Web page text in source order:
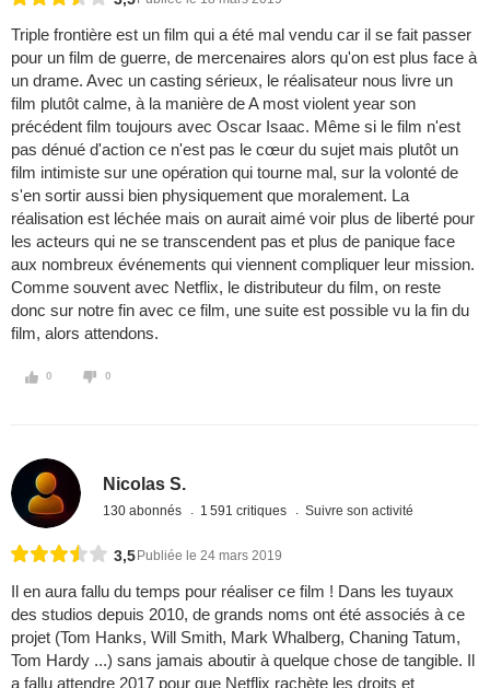
Triple frontière est un film qui a été mal vendu car il se fait passer
pour un film de guerre, de mercenaires alors qu'on est plus face à
un drame. Avec un casting sérieux, le réalisateur nous livre un
film plutôt calme, à la manière de A most violent year son
précédent film toujours avec Oscar Isaac. Même si le film n'est
pas dénué d'action ce n'est pas le cœur du sujet mais plutôt un
film intimiste sur une opération qui tourne mal, sur la volonté de
s'en sortir aussi bien physiquement que moralement. La
réalisation est léchée mais on aurait aimé voir plus de liberté pour
les acteurs qui ne se transcendent pas et plus de panique face
aux nombreux événements qui viennent compliquer leur mission.
Comme souvent avec Netflix, le distributeur du film, on reste
donc sur notre fin avec ce film, une suite est possible vu la fin du
film, alors attendons.
0 0
Nicolas S.
130 abonnés 1 591 critiques Suivre son activité
3,5 Publiée le 24 mars 2019
Il en aura fallu du temps pour réaliser ce film ! Dans les tuyaux
des studios depuis 2010, de grands noms ont été associés à ce
projet (Tom Hanks, Will Smith, Mark Whalberg, Chaning Tatum,
Tom Hardy ...) sans jamais aboutir à quelque chose de tangible. Il
a fallu attendre 2017 pour que Netflix rachète les droits et